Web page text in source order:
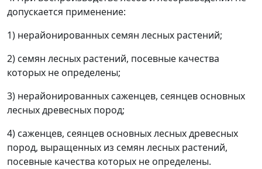
допускается применение:
1) нерайонированных семян лесных растений;
2) семян лесных растений, посевные качества
которых не определены;
3) нерайонированных саженцев, сеянцев основных
лесных древесных пород;
4) саженцев, сеянцев основных лесных древесных
пород, выращенных из семян лесных растений,
посевные качества которых не определены.